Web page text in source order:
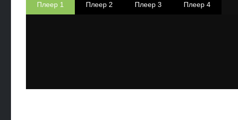
Плеер 1 Плеер 2 Плеер 3 Плеер 4